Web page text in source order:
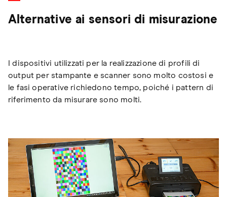
Alternative ai sensori di misurazione
I dispositivi utilizzati per la realizzazione di profili di
output per stampante e scanner sono molto costosi e
le fasi operative richiedono tempo, poiché i pattern di
riferimento da misurare sono molti.